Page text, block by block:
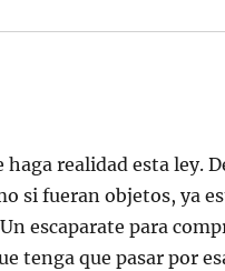
realidad esta ley.
si fueran objetos, ya
escaparate para
tenga que pasar por